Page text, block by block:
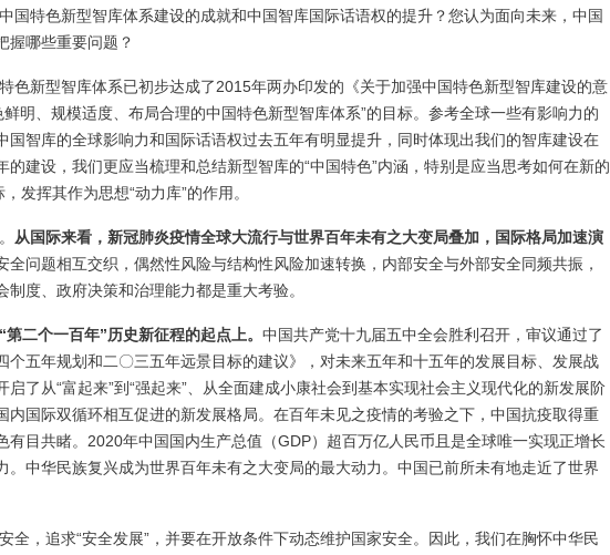
国特色新型智库体系建设的成就和中国智库国际话语权的提升？您认为面向未来，中国
握哪些重要问题？
色新型智库体系已初步达成了2015年两办印发的《关于加强中国特色新型智库建设的意
明、规模适度、布局合理的中国特色新型智库体系”的目标。参考全球一些有影响力的
国智库的全球影响力和国际话语权过去五年有明显提升，同时体现出我们的智库建设在
建设，我们更应当梳理和总结新型智库的“中国特色”内涵，特别是应当思考如何在新的
发挥其作为思想“动力库”的作用。
从国际来看，新冠肺炎疫情全球大流行与世界百年未有之大变局叠加，国际格局加速演
全问题相互交织，偶然性风险与结构性风险加速转换，内部安全与外部安全同频共振，
度、政府决策和治理能力都是重大考验。
二个一百年”历史新征程的起点上。 中国共产党十九届五中全会胜利召开，审议通过了
个五年规划和二〇三五年远景目标的建议》，对未来五年和十五年的发展目标、发展战
了从“富起来”到“强起来”、从全面建成小康社会到基本实现社会主义现代化的新发展阶
国际双循环相互促进的新发展格局。在百年未见之疫情的考验之下，中国抗疫取得重
目共睹。2020年中国国内生产总值（GDP）超百万亿人民币且是全球唯一实现正增长
中华民族复兴成为世界百年未有之大变局的最大动力。中国已前所未有地走近了世界
全，追求“安全发展”，并要在开放条件下动态维护国家安全。因此，我们在胸怀中华民